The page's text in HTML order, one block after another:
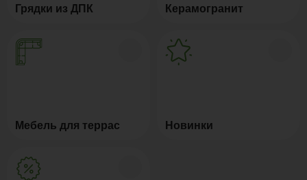
Грядки из ДПК Керамогранит
Мебель для террас Новинки